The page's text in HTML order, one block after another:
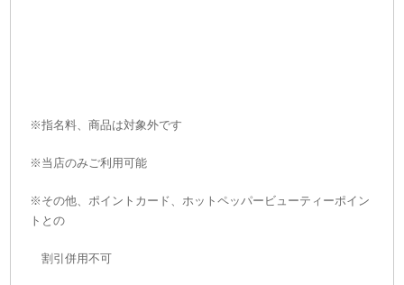
※指名料、商品は対象外です
※当店のみご利用可能
※その他、ポイントカード、ホットペッパービューティーポイン
トとの
割引併用不可